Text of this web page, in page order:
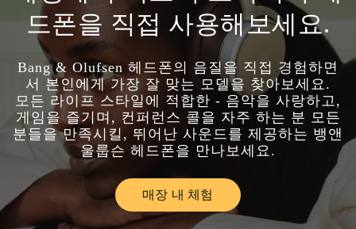
드폰을 직접 사용해보세요.
Bang & Olufsen 헤드폰의 음질을 직접 경험하면
서 본인에게 가장 잘 맞는 모델을 찾아보세요.
모든 라이프 스타일에 적합한 - 음악을 사랑하고,
게임을 즐기며, 컨퍼런스 콜을 자주 하는 분 모든
분들을 만족시킬, 뛰어난 사운드를 제공하는 뱅앤
울룹슨 헤드폰을 만나보세요.
매장 내 체험Link Opens in New Tab